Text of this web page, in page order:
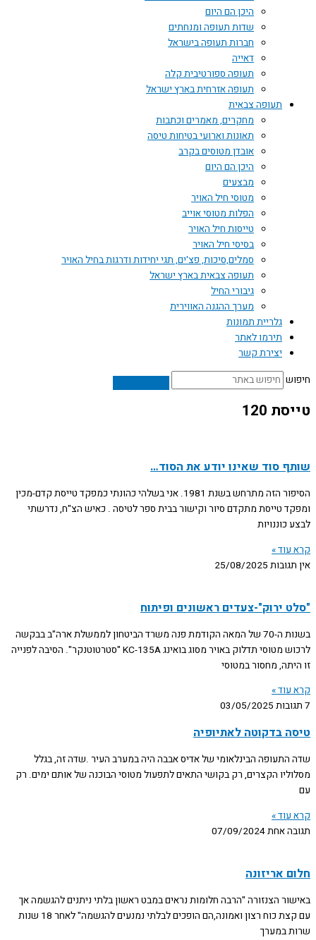
היכן הם היום
שדות תעופה ומנחתים
חברות תעופה בישראל
דאייה
תעופה ספורטיבית קלה
תעופה אזרחית בארץ ישראל
תעופה צבאית
מחקרים, מאמרים וכתבות
תאונות וארועי בטיחות טיסה
אובדן מטוסים בקרב
היכן הם היום
מבצעים
מטוסי חיל האויר
הפלות מטוסי אוייב
טייסות חיל האויר
בסיסי חיל האויר
סמלים,סיכות, פצ'ים, תגי יחידות ודרגות בחיל האויר
תעופה צבאית בארץ ישראל
גיבורי החיל
מערך ההגנה האווירית
גלריית תמונות
תירמו לאתר
יצירת קשר
חיפוש
טייסת 120
שותף סוד שאינו יודע את הסוד…
הסיפור הזה מתרחש בשנת 1981. אני בשלהי כהונתי כמפקד טייסת קדם-מכין
ומפקד טייסת מתקדם סיור וקישור בבית ספר לטיסה . כאיש הצ"ח, נדרשתי
לבצע כוננויות
קרא עוד »
אין תגובות 25/08/2025
"סלט ירוק"-צעדים ראשונים ופיתוח
בשנות ה-70 של המאה הקודמת פנה משרד הביטחון לממשלת ארה"ב בבקשה
לרכוש מטוסי תדלוק באויר מסוג בואינג KC-135A "סטרטוטנקר". הסיבה לפנייה
זו היתה, מחסור במטוסי
קרא עוד »
7 תגובות
03/05/2025
טיסה בדקוטה לאתיופיה
שדה התעופה הבינלאומי של אדיס אבבה היה במערב העיר .שדה זה, בגלל
מסלוליו הקצרים, רק בקושי התאים לתפעול מטוסי הבוכנה של אותם ימים. רק
עם
קרא עוד »
תגובה אחת07/09/2024
חלום אריזונה
באישור הצנזורה "הרבה חלומות נראים במבט ראשון בלתי ניתנים להגשמה אך
עם קצת כוח רצון ואמונה,הם הופכים לבלתי נמנעים להגשמה" לאחר 18 שנות
שרות במערך